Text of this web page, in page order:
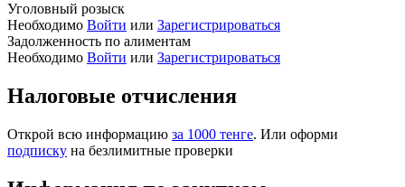
Уголовный розыск
Необходимо Войти или Зарегистрироваться
Задолженность по алиментам
Необходимо Войти или Зарегистрироваться
Налоговые отчисления
Открой всю информацию за 1000 тенге. Или оформи
подписку на безлимитные проверки